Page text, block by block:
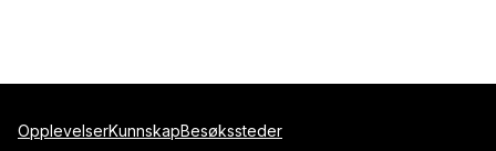
OpplevelserKunnskapBesøkssteder